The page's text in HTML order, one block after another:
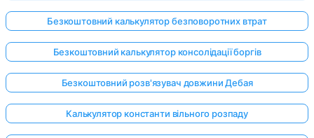
Безкоштовний калькулятор безповоротних втрат
Безкоштовний калькулятор консолідації боргів
Безкоштовний розв'язувач довжини Дебая
Калькулятор константи вільного розпаду